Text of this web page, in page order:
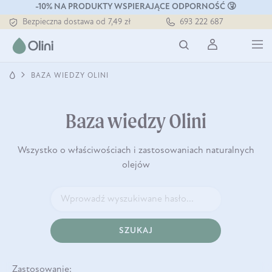
-10% NA PRODUKTY WSPIERAJĄCE ODPORNOŚĆ 🤧
Tłoczony zawsze na zimno
Bezpieczna dostawa od 7,49 zł
Tłoczony zawsze na zimno
693 222 687
BAZA WIEDZY OLINI
Baza wiedzy Olini
Wszystko o właściwościach i zastosowaniach naturalnych
olejów
SZUKAJ
Zastosowanie: